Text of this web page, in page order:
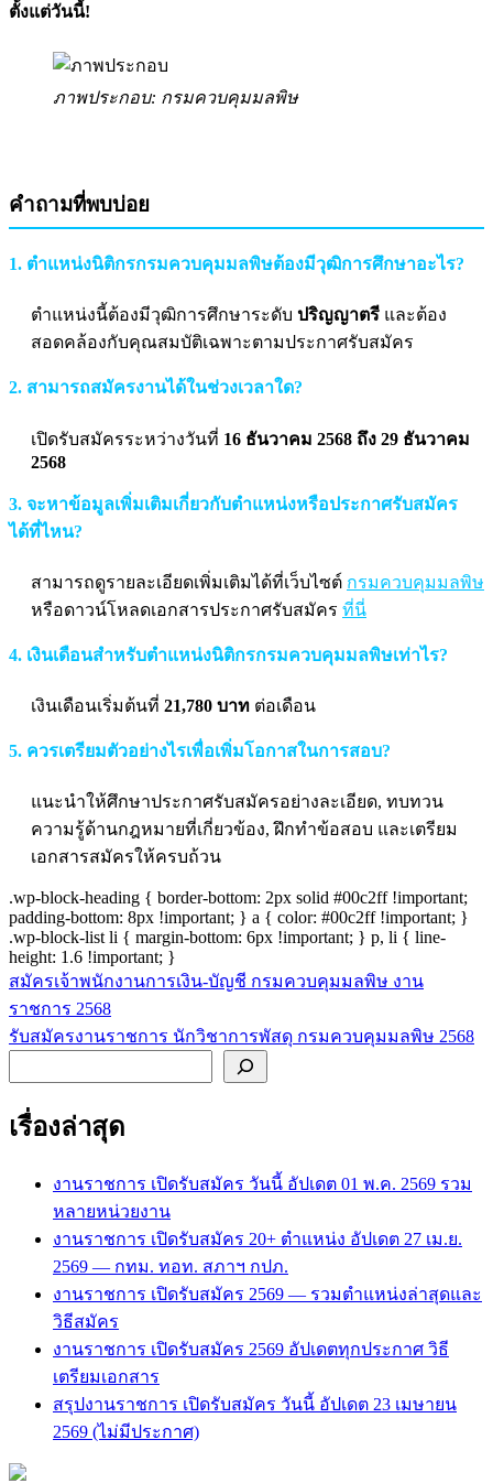
ตั้งแต่วันนี้!
ภาพประกอบ: กรมควบคุมมลพิษ
คำถามที่พบบ่อย
1. ตำแหน่งนิติกรกรมควบคุมมลพิษต้องมีวุฒิการศึกษาอะไร?
ตำแหน่งนี้ต้องมีวุฒิการศึกษาระดับ ปริญญาตรี และต้อง
สอดคล้องกับคุณสมบัติเฉพาะตามประกาศรับสมัคร
2. สามารถสมัครงานได้ในช่วงเวลาใด?
เปิดรับสมัครระหว่างวันที่ 16 ธันวาคม 2568 ถึง 29 ธันวาคม
2568
3. จะหาข้อมูลเพิ่มเติมเกี่ยวกับตำแหน่งหรือประกาศรับสมัคร
ได้ที่ไหน?
สามารถดูรายละเอียดเพิ่มเติมได้ที่เว็บไซต์ กรมควบคุมมลพิษ
หรือดาวน์โหลดเอกสารประกาศรับสมัคร ที่นี่
4. เงินเดือนสำหรับตำแหน่งนิติกรกรมควบคุมมลพิษเท่าไร?
เงินเดือนเริ่มต้นที่ 21,780 บาท ต่อเดือน
5. ควรเตรียมตัวอย่างไรเพื่อเพิ่มโอกาสในการสอบ?
แนะนำให้ศึกษาประกาศรับสมัครอย่างละเอียด, ทบทวน
ความรู้ด้านกฎหมายที่เกี่ยวข้อง, ฝึกทำข้อสอบ และเตรียม
เอกสารสมัครให้ครบถ้วน
.wp-block-heading { border-bottom: 2px solid #00c2ff !important;
padding-bottom: 8px !important; } a { color: #00c2ff !important; }
.wp-block-list li { margin-bottom: 6px !important; } p, li { line-
height: 1.6 !important; }
แนะแนว
เรื่อง
สมัครเจ้าพนักงานการเงิน-บัญชี กรมควบคุมมลพิษ งาน
ราชการ 2568
รับสมัครงานราชการ นักวิชาการพัสดุ กรมควบคุมมลพิษ 2568
เรื่องล่าสุด
งานราชการ เปิดรับสมัคร วันนี้ อัปเดต 01 พ.ค. 2569 รวม
หลายหน่วยงาน
งานราชการ เปิดรับสมัคร 20+ ตำแหน่ง อัปเดต 27 เม.ย.
2569 — กทม. ทอท. สภาฯ กปภ.
งานราชการ เปิดรับสมัคร 2569 — รวมตำแหน่งล่าสุดและ
วิธีสมัคร
งานราชการ เปิดรับสมัคร 2569 อัปเดตทุกประกาศ วิธี
เตรียมเอกสาร
สรุปงานราชการ เปิดรับสมัคร วันนี้ อัปเดต 23 เมษายน
2569 (ไม่มีประกาศ)